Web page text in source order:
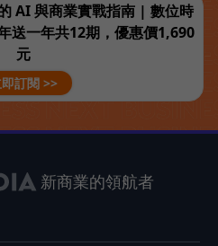
AI 與商業實戰指南 | 數位時
送一年共12期，優惠價1,690
元
訂閱 >>
新商業的領航者